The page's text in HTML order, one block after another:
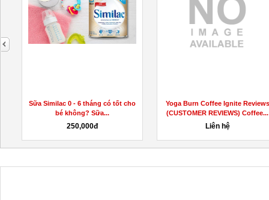
Sữa Similac 0 - 6 tháng có tốt cho
bé không? Sữa...
250,000đ
Yoga Burn Coffee Ignite Reviews
(CUSTOMER REVIEWS) Coffee...
Liên hệ
next